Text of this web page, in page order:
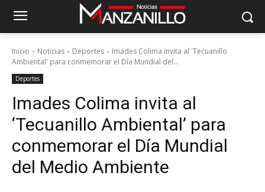
Inicio Noticias Deportes
Imades Colima invita al 'Tecuanillo
Ambiental' para conmemorar el Día Mundial del...
Deportes
Imades Colima invita al
‘Tecuanillo Ambiental’ para
conmemorar el Día Mundial
del Medio Ambiente